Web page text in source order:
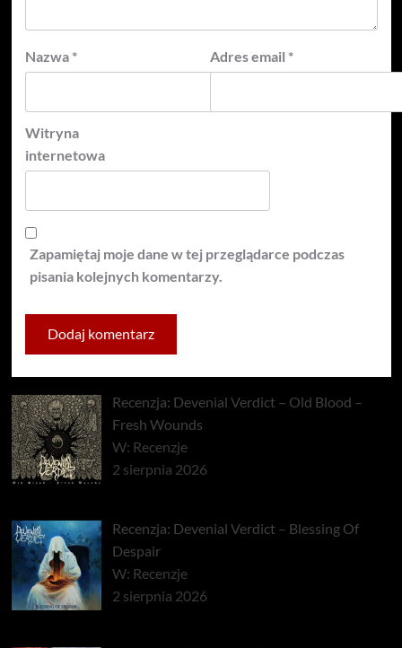
Nazwa * Adres email *
Witryna
internetowa
Zapamiętaj moje dane w tej przeglądarce podczas
pisania kolejnych komentarzy.
Recenzja: Devenial Verdict – Old Blood –
Fresh Wounds
W: Recenzje
2 sierpnia 2026
Recenzja: Devenial Verdict – Blessing Of
Despair
W: Recenzje
2 sierpnia 2026